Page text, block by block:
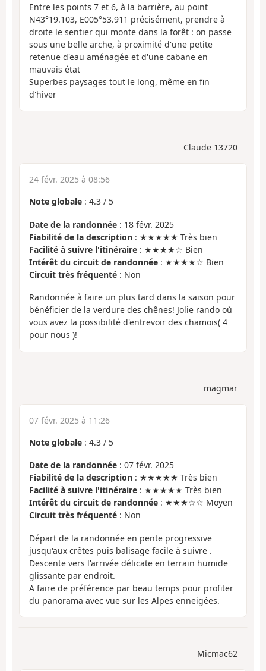
Entre les points 7 et 6, à la barrière, au point
N43°19.103, E005°53.911 précisément, prendre à
droite le sentier qui monte dans la forêt : on passe
sous une belle arche, à proximité d'une petite
retenue d'eau aménagée et d'une cabane en
mauvais état
Superbes paysages tout le long, même en fin
d'hiver
Claude 13720
24 févr. 2025 à 08:56
Note globale : 4.3 / 5
Date de la randonnée : 18 févr. 2025
Fiabilité de la description : ★★★★★ Très bien
Facilité à suivre l'itinéraire : ★★★★☆ Bien
Intérêt du circuit de randonnée : ★★★★☆ Bien
Circuit très fréquenté : Non
Randonnée à faire un plus tard dans la saison pour
bénéficier de la verdure des chênes! Jolie rando où
vous avez la possibilité d'entrevoir des chamois( 4
pour nous )!
magmar
07 févr. 2025 à 11:26
Note globale : 4.3 / 5
Date de la randonnée : 07 févr. 2025
Fiabilité de la description : ★★★★★ Très bien
Facilité à suivre l'itinéraire : ★★★★★ Très bien
Intérêt du circuit de randonnée : ★★★☆☆ Moyen
Circuit très fréquenté : Non
Départ de la randonnée en pente progressive
jusqu'aux crêtes puis balisage facile à suivre .
Descente vers l'arrivée délicate en terrain humide
glissante par endroit.
A faire de préférence par beau temps pour profiter
du panorama avec vue sur les Alpes enneigées.
Micmac62